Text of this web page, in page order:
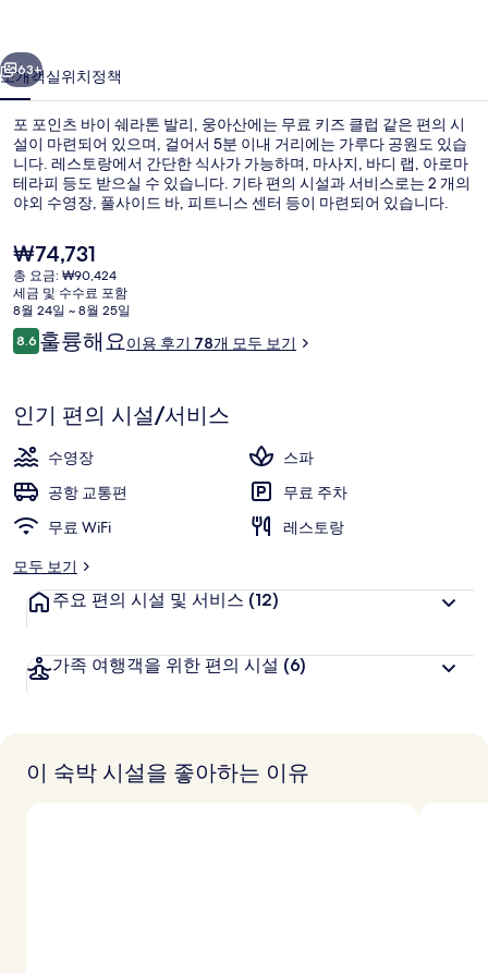
라
톤
발
리,
웅
아
산
의
사
갤
러
리
63+
소개객실위치정책
포 포인츠 바이 쉐라톤 발리, 웅아산에는 무료 키즈 클럽 같은 편의 시
설이 마련되어 있으며, 걸어서 5분 이내 거리에는 가루다 공원도 있습
니다. 레스토랑에서 간단한 식사가 가능하며, 마사지, 바디 랩, 아로마
테라피 등도 받으실 수 있습니다. 기타 편의 시설과 서비스로는 2 개의
야외 수영장, 풀사이드 바, 피트니스 센터 등이 마련되어 있습니다.
현
재
가
격
은
₩74,731
₩74,731
총 요금: ₩90,424
세금 및 수수료 포함
8월 24일 ~ 8월 25일
이
용
기
8.610점 만점 중 8.6점.
훌륭해요이용 후기 78개 모두 보기
인기 편의 시설/서비스
수영장
스파
공항 교통편
무료 주차
무료 WiFi
레스토랑
모두 보기
주요 편의 시설 및 서비스 (12)
가족 여행객을 위한 편의 시설 (6)
이 숙박 시설을 좋아하는 이유